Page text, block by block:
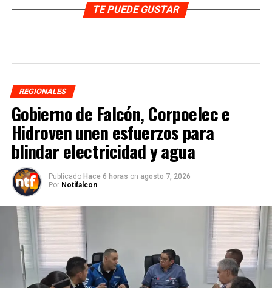
TE PUEDE GUSTAR
REGIONALES
Gobierno de Falcón, Corpoelec e
Hidroven unen esfuerzos para
blindar electricidad y agua
Publicado Hace 6 horas on agosto 7, 2026
Por Notifalcon